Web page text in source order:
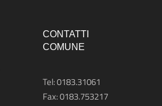
CONTATTI
COMUNE
Tel: 0183.31061
Fax: 0183.753217